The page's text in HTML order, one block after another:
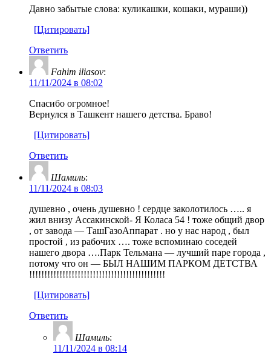
Давно забытые слова: куликашки, кошаки, мураши))
[Цитировать]
Ответить
Fahim iliasov:
11/11/2024 в 08:02
Спасибо огромное!
Вернулся в Ташкент нашего детства. Браво!
[Цитировать]
Ответить
Шамиль:
11/11/2024 в 08:03
душевно , очень душевно ! сердце заколотилось ….. я
жил внизу Ассакинской- Я Коласа 54 ! тоже общий двор
, от завода — ТашГазоАппарат . но у нас народ , был
простой , из рабочих …. тоже вспоминаю соседей
нашего двора ….Парк Тельмана — лучший паре города ,
потому что он — БЫЛ НАШИМ ПАРКОМ ДЕТСТВА
!!!!!!!!!!!!!!!!!!!!!!!!!!!!!!!!!!!!!!!!!!!!!
[Цитировать]
Ответить
Шамиль:
11/11/2024 в 08:14